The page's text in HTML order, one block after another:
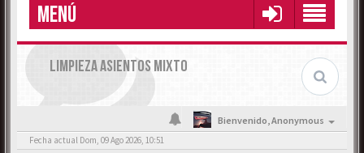
MENÚ
LIMPIEZA ASIENTOS MIXTO
Bienvenido,Anonymous
Fecha actual Dom, 09 Ago 2026, 10:51